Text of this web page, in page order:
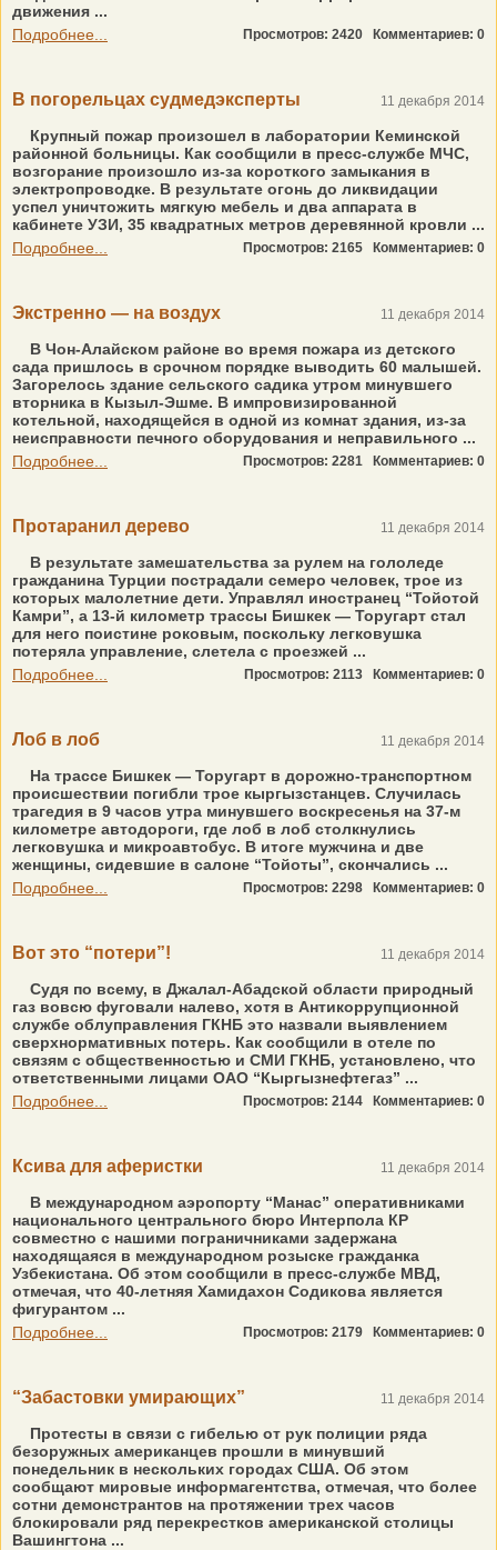
движения ...
Подробнее...
Просмотров: 2420 Комментариев: 0
В погорельцах судмед­эксперты 11 декабря 2014
Крупный пожар произошел в лаборатории Кеминской
районной больницы. Как сообщили в пресс-службе МЧС,
возгорание произошло из-за короткого замыкания в
электропроводке. В результате огонь до ликвидации
успел уничтожить мягкую мебель и два аппарата в
кабинете УЗИ, 35 квадратных метров деревянной кровли ...
Подробнее...
Просмотров: 2165 Комментариев: 0
Экстренно — на воздух 11 декабря 2014
В Чон-Алайском районе во время пожара из детского
сада пришлось в срочном порядке выводить 60 малышей.
Загорелось здание сельского садика утром минувшего
вторника в Кызыл-Эшме. В импровизированной
котельной, находящейся в одной из комнат здания, из-за
неисправности печного оборудования и неправильного ...
Подробнее...
Просмотров: 2281 Комментариев: 0
Протаранил дерево 11 декабря 2014
В результате замешательства за рулем на гололеде
гражданина Турции пострадали семеро человек, трое из
которых малолетние дети. Управлял иностранец “Тойотой
Камри”, а 13-й километр трассы Бишкек — Торугарт стал
для него поистине роковым, поскольку легковушка
потеряла управление, слетела с проезжей ...
Подробнее...
Просмотров: 2113 Комментариев: 0
Лоб в лоб 11 декабря 2014
На трассе Бишкек — Торугарт в дорожно-транспортном
происшествии погибли трое кыргызстанцев. Случилась
трагедия в 9 часов утра минувшего воскресенья на 37-м
километре автодороги, где лоб в лоб столкнулись
легковушка и микроавтобус. В итоге мужчина и две
женщины, сидевшие в салоне “Тойоты”, скончались ...
Подробнее...
Просмотров: 2298 Комментариев: 0
Вот это “потери”! 11 декабря 2014
Судя по всему, в Джалал-Абадской области природный
газ вовсю фуговали налево, хотя в Антикоррупционной
службе облуправления ГКНБ это назвали выявлением
сверхнормативных потерь. Как сообщили в отеле по
связям с общественностью и СМИ ГКНБ, установлено, что
ответственными лицами ОАО “Кыргызнефтегаз” ...
Подробнее...
Просмотров: 2144 Комментариев: 0
Ксива для аферистки 11 декабря 2014
В международном аэропорту “Манас” оперативниками
национального центрального бюро Интерпола КР
совместно с нашими пограничниками задержана
находящаяся в международном розыске гражданка
Узбекистана. Об этом сообщили в пресс-службе МВД,
отмечая, что 40-летняя Хамидахон Содикова является
фигурантом ...
Подробнее...
Просмотров: 2179 Комментариев: 0
“Забастовки умирающих” 11 декабря 2014
Протесты в связи с гибелью от рук полиции ряда
безоружных американцев прошли в минувший
понедельник в нескольких городах США. Об этом
сообщают мировые информагентства, отмечая, что более
сотни демонстрантов на протяжении трех часов
блокировали ряд перекрестков американской столицы
Вашингтона ...